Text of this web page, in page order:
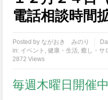
電話相談時間
Posted by ながおき みのり
in: イベント ,健康・生活,癒し・サ
2872 Views
毎週木曜日開催